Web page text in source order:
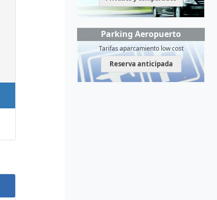
Parking Aeropuerto
Tarifas aparcamiento low cost
Reserva anticipada